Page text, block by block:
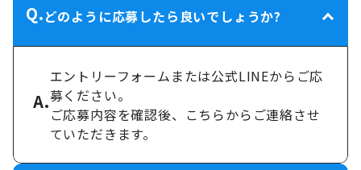
Q.どのように応募したら良いでしょうか?
A.
エントリーフォームまたは公式LINEからご応
募ください。
ご応募内容を確認後、こちらからご連絡させ
ていただきます。